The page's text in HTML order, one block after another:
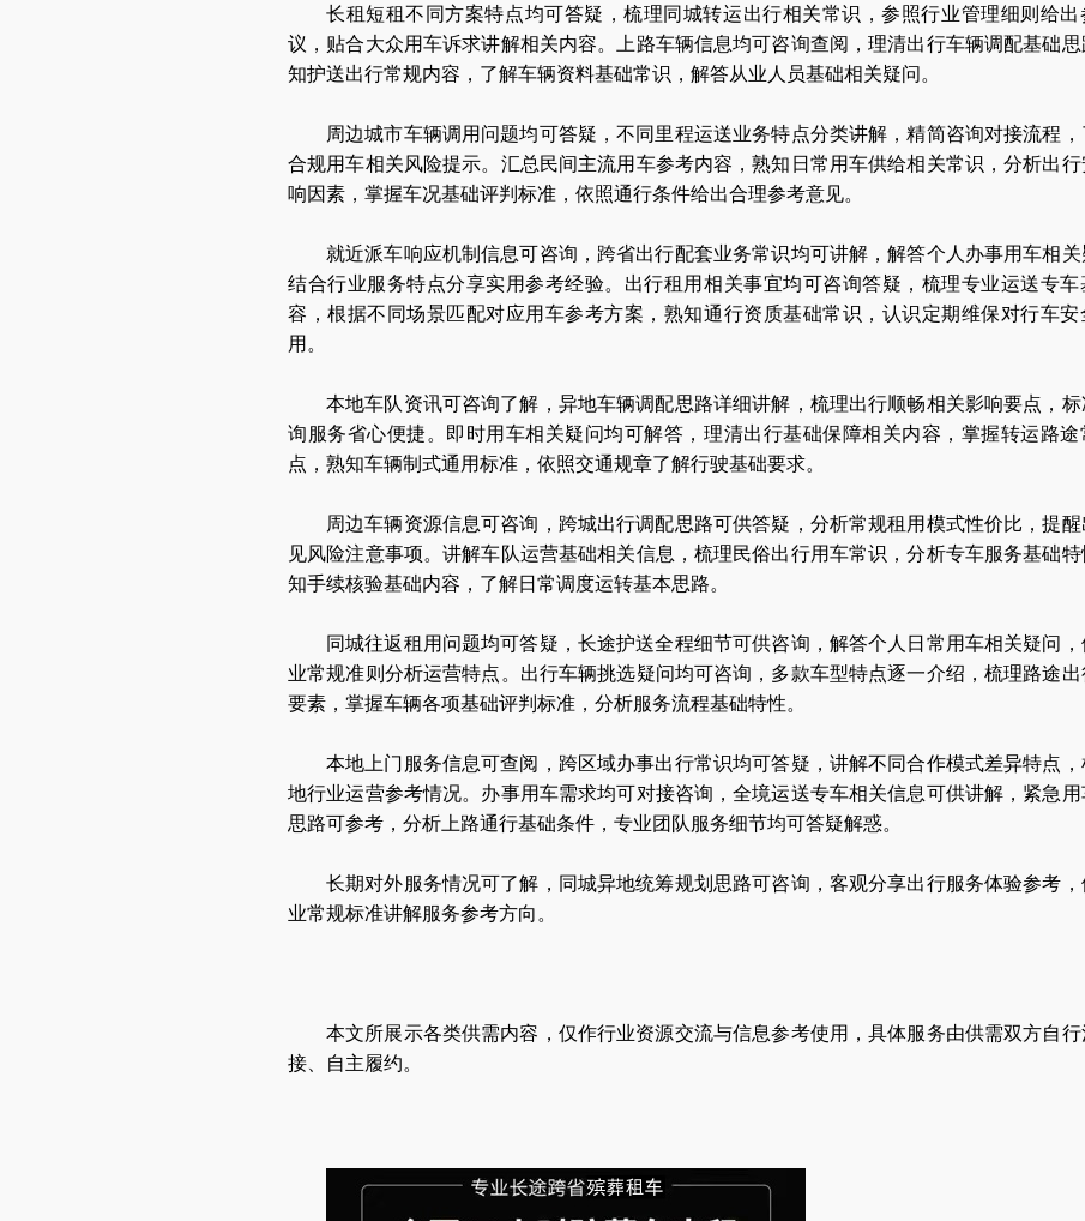
长租短租不同方案特点均可答疑，梳理同城转运出行相关常识，参照行业管理细则给出
议，贴合大众用车诉求讲解相关内容。上路车辆信息均可咨询查阅，理清出行车辆调配基础
知护送出行常规内容，了解车辆资料基础常识，解答从业人员基础相关疑问。
周边城市车辆调用问题均可答疑，不同里程运送业务特点分类讲解，精简咨询对接流程，
合规用车相关风险提示。汇总民间主流用车参考内容，熟知日常用车供给相关常识，分析出
响因素，掌握车况基础评判标准，依照通行条件给出合理参考意见。
就近派车响应机制信息可咨询，跨省出行配套业务常识均可讲解，解答个人办事用车相关
结合行业服务特点分享实用参考经验。出行租用相关事宜均可咨询答疑，梳理专业运送专车
容，根据不同场景匹配对应用车参考方案，熟知通行资质基础常识，认识定期维保对行车安
用。
本地车队资讯可咨询了解，异地车辆调配思路详细讲解，梳理出行顺畅相关影响要点，标
询服务省心便捷。即时用车相关疑问均可解答，理清出行基础保障相关内容，掌握转运路途
点，熟知车辆制式通用标准，依照交通规章了解行驶基础要求。
周边车辆资源信息可咨询，跨城出行调配思路可供答疑，分析常规租用模式性价比，提醒
见风险注意事项。讲解车队运营基础相关信息，梳理民俗出行用车常识，分析专车服务基础
知手续核验基础内容，了解日常调度运转基本思路。
同城往返租用问题均可答疑，长途护送全程细节可供咨询，解答个人日常用车相关疑问
业常规准则分析运营特点。出行车辆挑选疑问均可咨询，多款车型特点逐一介绍，梳理路途出
要素，掌握车辆各项基础评判标准，分析服务流程基础特性。
本地上门服务信息可查阅，跨区域办事出行常识均可答疑，讲解不同合作模式差异特点
地行业运营参考情况。办事用车需求均可对接咨询，全境运送专车相关信息可供讲解，紧急
思路可参考，分析上路通行基础条件，专业团队服务细节均可答疑解惑。
长期对外服务情况可了解，同城异地统筹规划思路可咨询，客观分享出行服务体验参考
业常规标准讲解服务参考方向。
本文所展示各类供需内容，仅作行业资源交流与信息参考使用，具体服务由供需双方自
接、自主履约。